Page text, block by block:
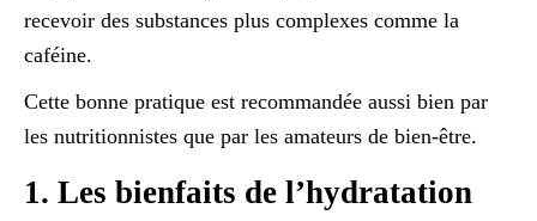
recevoir des substances plus complexes comme la
caféine.
Cette bonne pratique est recommandée aussi bien par
les nutritionnistes que par les amateurs de bien-être.
1. Les bienfaits de l’hydratation